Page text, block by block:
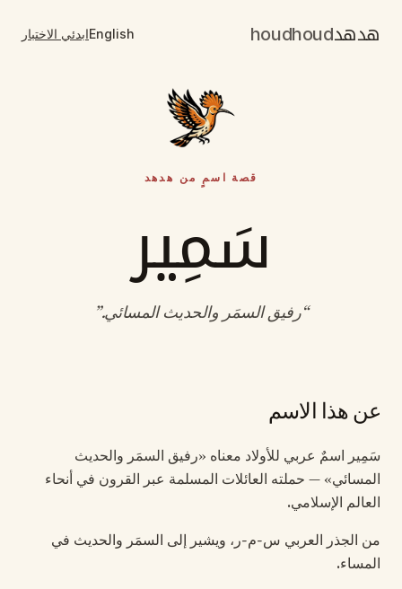
هدهدhoudhoud
Englishابدئي الاختبار
قصة اسمٍ من هدهد
سَمِير
“رفيق السمَر والحديث المسائي.”
عن هذا الاسم
سَمِير اسمٌ عربي للأولاد معناه «رفيق السمَر والحديث
المسائي» — حملته العائلات المسلمة عبر القرون في أنحاء
العالم الإسلامي.
من الجذر العربي س-م-ر، ويشير إلى السمَر والحديث في
المساء.